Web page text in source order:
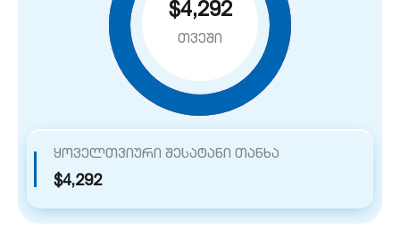
$4,292
თვეში
ყოველთვიური შესატანი თანხა
$4,292